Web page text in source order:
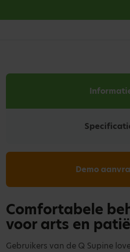
Demo
Comfortabele
voor arts en
Gebruikers van de Q Supine